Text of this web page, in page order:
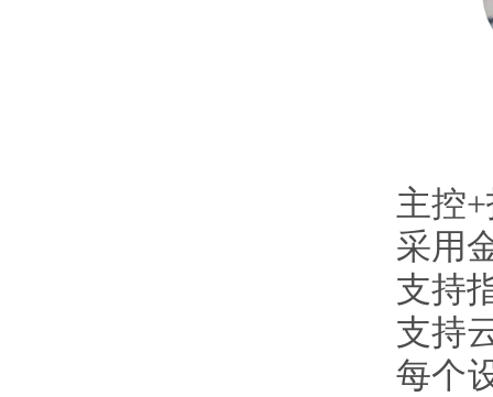
主控
采用
支持
支持
每个